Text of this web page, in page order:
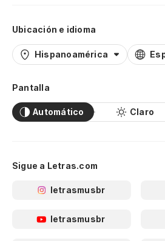
Ubicación e idioma
Hispanoamérica
Pantalla
Automático Claro
Sigue a Letras.com
letrasmusbr
letrasmusbr